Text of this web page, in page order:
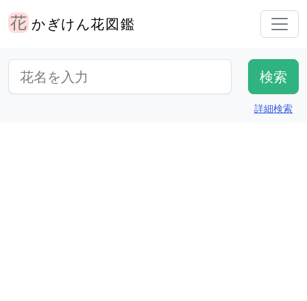
かぎけん花図鑑
詳細検索